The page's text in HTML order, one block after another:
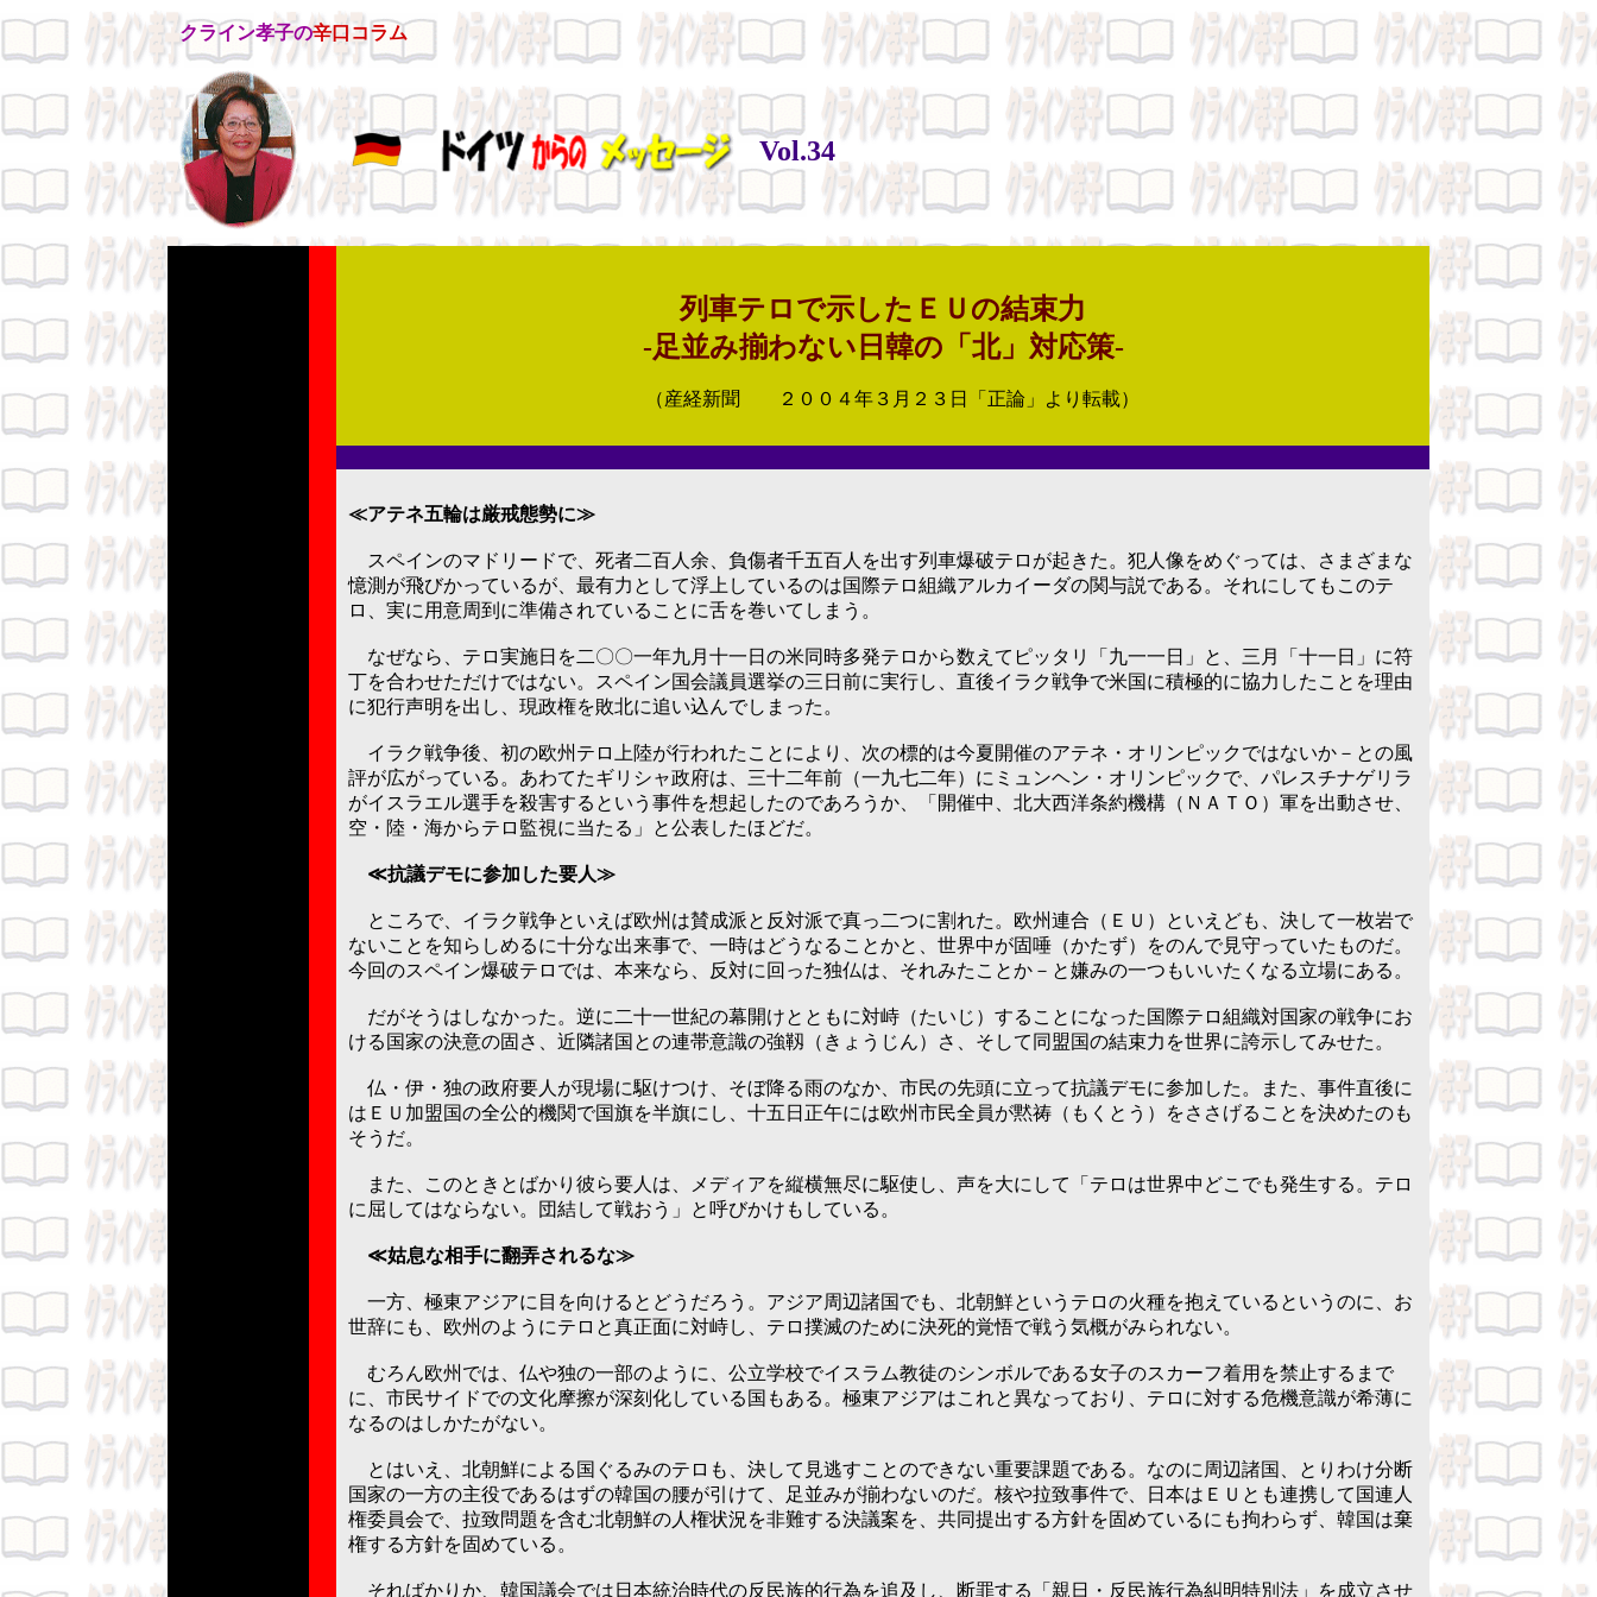
クライン孝子の辛口コラム
Vol.34
列車テロで示したＥＵの結束力
-足並み揃わない日韓の「北」対応策-
（産経新聞 ２００４年３月２３日「正論」より転載）
≪アテネ五輪は厳戒態勢に≫
スペインのマドリードで、死者二百人余、負傷者千五百人を出す列車爆破テロが起きた。犯人像をめぐっては、さまざまな
憶測が飛びかっているが、最有力として浮上しているのは国際テロ組織アルカイーダの関与説である。それにしてもこのテ
ロ、実に用意周到に準備されていることに舌を巻いてしまう。
なぜなら、テロ実施日を二〇〇一年九月十一日の米同時多発テロから数えてピッタリ「九一一日」と、三月「十一日」に符
丁を合わせただけではない。スペイン国会議員選挙の三日前に実行し、直後イラク戦争で米国に積極的に協力したことを理由
に犯行声明を出し、現政権を敗北に追い込んでしまった。
イラク戦争後、初の欧州テロ上陸が行われたことにより、次の標的は今夏開催のアテネ・オリンピックではないか－との風
評が広がっている。あわてたギリシャ政府は、三十二年前（一九七二年）にミュンヘン・オリンピックで、パレスチナゲリラ
がイスラエル選手を殺害するという事件を想起したのであろうか、「開催中、北大西洋条約機構（ＮＡＴＯ）軍を出動させ、
空・陸・海からテロ監視に当たる」と公表したほどだ。
≪抗議デモに参加した要人≫
ところで、イラク戦争といえば欧州は賛成派と反対派で真っ二つに割れた。欧州連合（ＥＵ）といえども、決して一枚岩で
ないことを知らしめるに十分な出来事で、一時はどうなることかと、世界中が固唾（かたず）をのんで見守っていたものだ。
今回のスペイン爆破テロでは、本来なら、反対に回った独仏は、それみたことか－と嫌みの一つもいいたくなる立場にある。
だがそうはしなかった。逆に二十一世紀の幕開けとともに対峙（たいじ）することになった国際テロ組織対国家の戦争にお
ける国家の決意の固さ、近隣諸国との連帯意識の強靱（きょうじん）さ、そして同盟国の結束力を世界に誇示してみせた。
仏・伊・独の政府要人が現場に駆けつけ、そぼ降る雨のなか、市民の先頭に立って抗議デモに参加した。また、事件直後に
はＥＵ加盟国の全公的機関で国旗を半旗にし、十五日正午には欧州市民全員が黙祷（もくとう）をささげることを決めたのも
そうだ。
また、このときとばかり彼ら要人は、メディアを縦横無尽に駆使し、声を大にして「テロは世界中どこでも発生する。テロ
に屈してはならない。団結して戦おう」と呼びかけもしている。
≪姑息な相手に翻弄されるな≫
一方、極東アジアに目を向けるとどうだろう。アジア周辺諸国でも、北朝鮮というテロの火種を抱えているというのに、お
世辞にも、欧州のようにテロと真正面に対峙し、テロ撲滅のために決死的覚悟で戦う気概がみられない。
むろん欧州では、仏や独の一部のように、公立学校でイスラム教徒のシンボルである女子のスカーフ着用を禁止するまで
に、市民サイドでの文化摩擦が深刻化している国もある。極東アジアはこれと異なっており、テロに対する危機意識が希薄に
なるのはしかたがない。
とはいえ、北朝鮮による国ぐるみのテロも、決して見逃すことのできない重要課題である。なのに周辺諸国、とりわけ分断
国家の一方の主役であるはずの韓国の腰が引けて、足並みが揃わないのだ。核や拉致事件で、日本はＥＵとも連携して国連人
権委員会で、拉致問題を含む北朝鮮の人権状況を非難する決議案を、共同提出する方針を固めているにも拘わらず、韓国は棄
権する方針を固めている。
そればかりか、韓国議会では日本統治時代の反民族的行為を追及し、断罪する「親日・反民族行為糾明特別法」を成立させ